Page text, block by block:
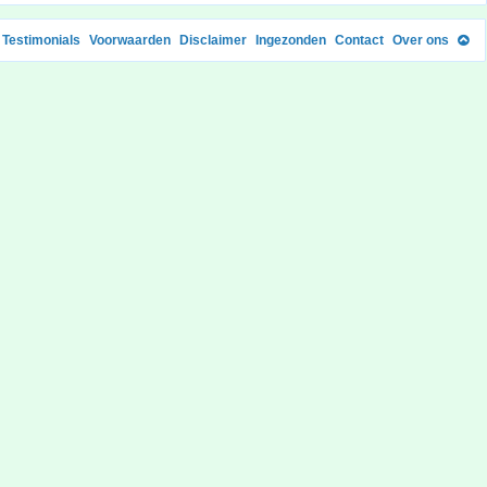
Testimonials Voorwaarden Disclaimer Ingezonden Contact Over ons